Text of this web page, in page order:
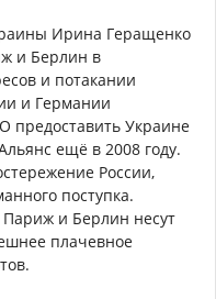
Ирина Геращенко
и Берлин в
и потакании
и Германии
предоставить Украине
ещё в 2008 году.
России,
поступка.
Париж и Берлин несут
плачевное